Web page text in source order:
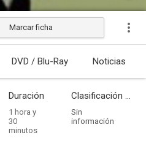
Marcar ficha
DVD / Blu-Ray Noticias
Duración
1 hora y
30
minutos
Clasificación por edades
Sin
información